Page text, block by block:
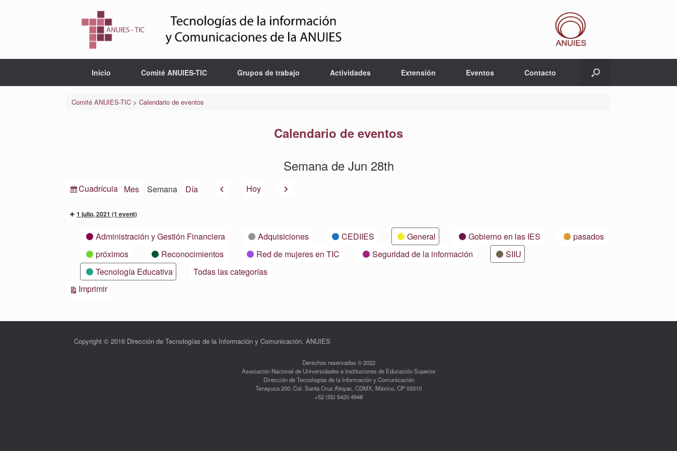
Inicio Comité ANUIES-TIC Grupos de trabajo Actividades Extensión Eventos Contacto
Comité ANUIES-TIC> Calendario de eventos
Calendario de eventos
Semana de Jun 28th
Ver
Cuadrícula Mes Semana Día AnteriorHoy Siguiente
1 julio, 2021 (1 event)
CategoríasAdministración y Gestión Financiera Adquisiciones CEDIIES General Gobierno en las IES
pasados
próximos
Reconocimientos Red de mujeres en TIC Seguridad de la información
SIIU
Tecnología Educativa
Todas las categorías
ImprimirVistas
Copyright © 2016 Dirección de Tecnologías de la Información y Comunicación. ANUIES
Derechos reservados © 2022
Asociación Nacional de Universidades e Instituciones de Educación Superior
Dirección de Tecnologías de la Información y Comunicación
Tenayuca 200, Col. Santa Cruz Atoyac, CDMX, México, CP 03310
+52 (55) 5420 4948